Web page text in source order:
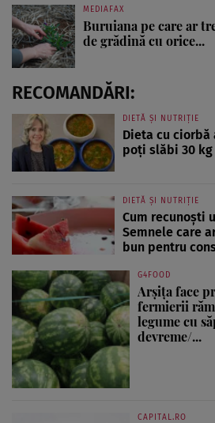
MEDIAFAX
Buruiana pe care ar
de grădină cu orice...
RECOMANDĂRI:
DIETĂ ȘI NUTRIȚIE
Dieta cu ciorbă
poți slăbi 30
DIETĂ ȘI NUTRIȚIE
Cum recunoști
Semnele care
bun pentru
G4FOOD
Arșița face
fermierii
legume cu
devreme/...
CAPITAL.RO